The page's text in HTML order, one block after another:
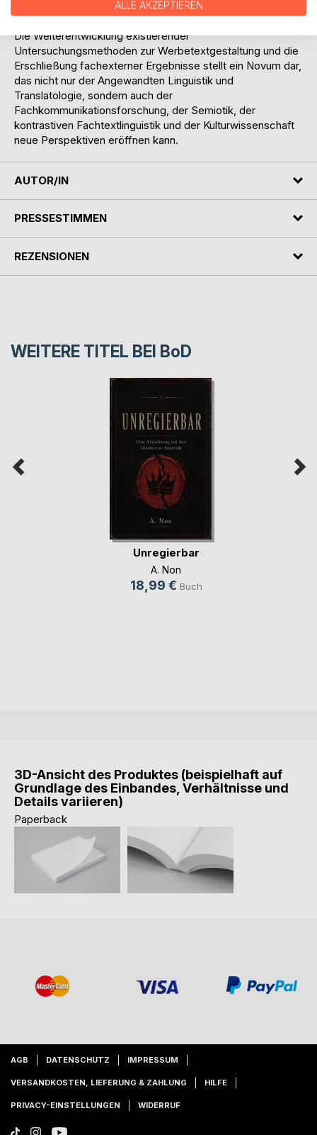
werden kann, um Zieltextkonventionen Rechnung zu
tragen.
Die Weiterentwicklung existierender
Untersuchungsmethoden zur Werbetextgestaltung und die
Erschließung fachexterner Ergebnisse stellt ein Novum dar,
das nicht nur der Angewandten Linguistik und
Translatologie, sondern auch der
Fachkommunikationsforschung, der Semiotik, der
kontrastiven Fachtextlinguistik und der Kulturwissenschaft
neue Perspektiven eröffnen kann.
AUTOR/IN
PRESSESTIMMEN
REZENSIONEN
WEITERE TITEL BEI BoD
Unregierbar
A. Non
18,99 € Buch
3D-Ansicht des Produktes (beispielhaft auf
Grundlage des Einbandes, Verhältnisse und
Details variieren)
Paperback
AGB DATENSCHUTZ IMPRESSUM
VERSANDKOSTEN, LIEFERUNG & ZAHLUNG HILFE
PRIVACY-EINSTELLUNGEN WIDERRUF
ALLE AKZEPTIEREN